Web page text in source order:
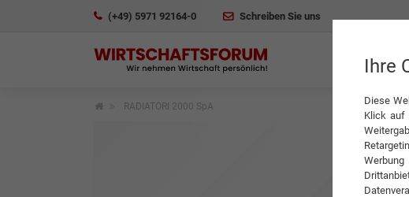
(+49) 5971 92164-0 Schreiben Sie uns
RADIATORI 2000 SpA
Ihre
Diese
Klick auf